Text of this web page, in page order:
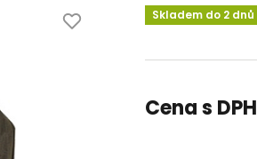
Skladem do 2 dnů
Cena s DPH